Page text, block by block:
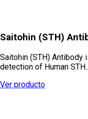
Saitohin (STH)
Saitohin (STH) Antibody
detection of Human
Ver producto